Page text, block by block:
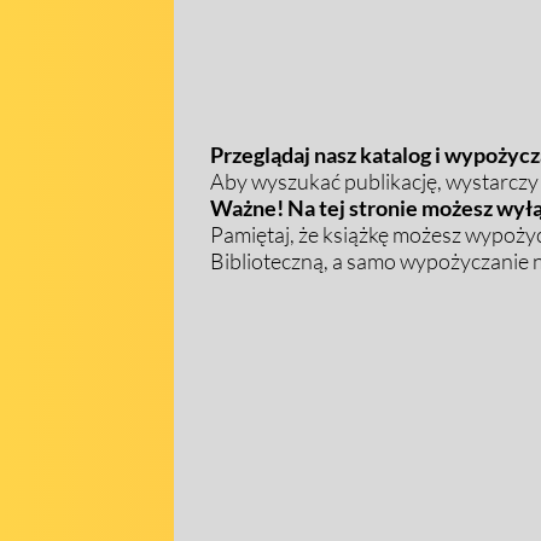
Przeglądaj nasz katalog i
Aby wyszukać publikację,
Ważne! Na tej stronie możesz
Pamiętaj, że książkę możesz
Biblioteczną, a samo wypożyczanie